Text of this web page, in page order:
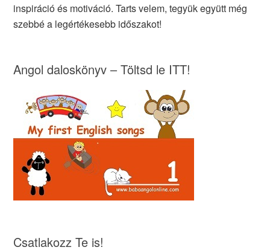
inspiráció és motiváció. Tarts velem, tegyük együtt még
szebbé a legértékesebb időszakot!
Angol daloskönyv – Töltsd le ITT!
Csatlakozz Te is!